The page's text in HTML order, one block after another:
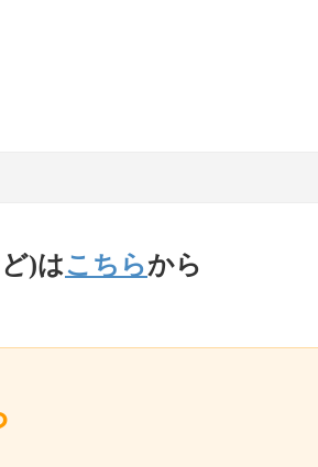
)はこちらから